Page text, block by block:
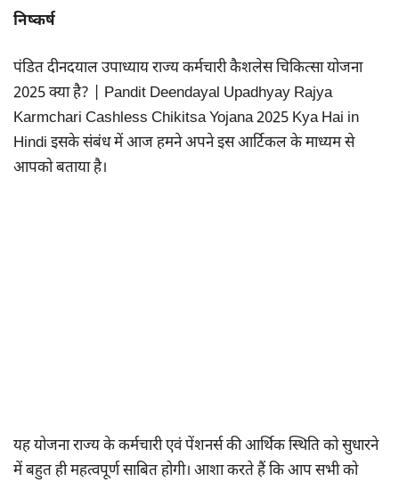
निष्कर्ष
पंडित दीनदयाल उपाध्याय राज्य कर्मचारी कैशलेस चिकित्सा योजना
2025 क्या है? | Pandit Deendayal Upadhyay Rajya
Karmchari Cashless Chikitsa Yojana 2025 Kya Hai in
Hindi इसके संबंध में आज हमने अपने इस आर्टिकल के माध्यम से
आपको बताया है।
यह योजना राज्य के कर्मचारी एवं पेंशनर्स की आर्थिक स्थिति को सुधारने
में बहुत ही महत्वपूर्ण साबित होगी। आशा करते हैं कि आप सभी को